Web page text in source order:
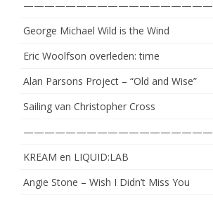
——————————————————
George Michael Wild is the Wind
Eric Woolfson overleden: time
Alan Parsons Project – “Old and Wise”
Sailing van Christopher Cross
——————————————————
KREAM en LIQUID:LAB
Angie Stone – Wish I Didn’t Miss You